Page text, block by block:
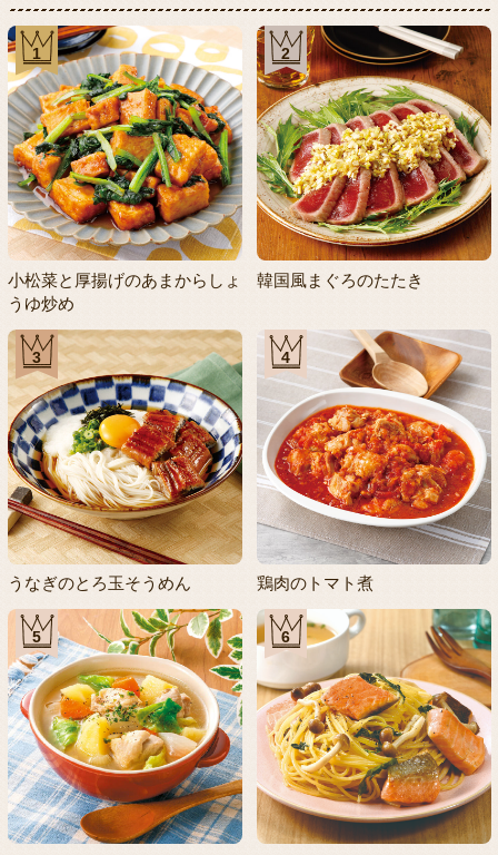
1
小松菜と厚揚げのあまからしょ
うゆ炒め
2
韓国風まぐろのたたき
3
うなぎのとろ玉そうめん
4
鶏肉のトマト煮
5 6